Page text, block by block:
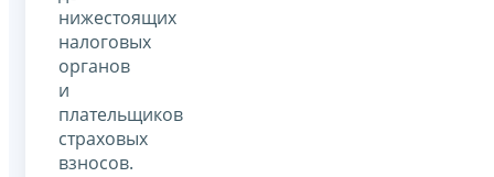
нижестоящих
налоговых
органов
и
плательщиков
страховых
взносов.